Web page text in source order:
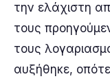
την ελάχιστη
τους
τους
αυξήθηκε,